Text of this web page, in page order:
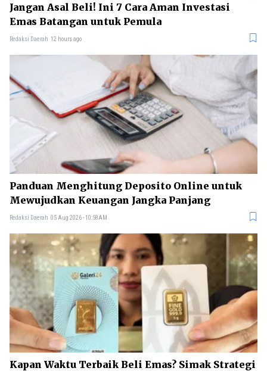
Jangan Asal Beli! Ini 7 Cara Aman Investasi
Emas Batangan untuk Pemula
Redaksi Daerah 12 hours ago
Panduan Menghitung Deposito Online untuk
Mewujudkan Keuangan Jangka Panjang
Redaksi Daerah 05 Aug 2026 - 10:58AM
Kapan Waktu Terbaik Beli Emas? Simak Strategi